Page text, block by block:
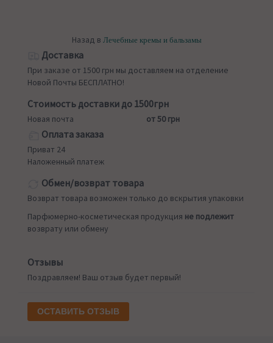
Назад в Лечебные кремы и бальзамы
Доставка
При заказе от 1500 грн мы доставляем на отделение
Новой Почты БЕСПЛАТНО!
Стоимость доставки до 1500грн
Новая почта от 50 грн
Оплата заказа
Приват 24
Наложенный платеж
Обмен/возврат товара
Возврат товара возможен только до вскрытия упаковки
Парфюмерно-косметическая продукция не подлежит
возврату или обмену
Отзывы
Поздравляем! Ваш отзыв будет первый!
ОСТАВИТЬ ОТЗЫВ